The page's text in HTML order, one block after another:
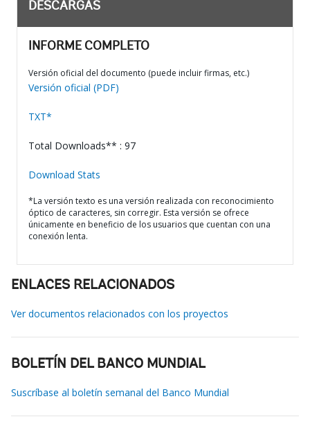
DESCARGAS
INFORME COMPLETO
Versión oficial del documento (puede incluir firmas, etc.)
Versión oficial (PDF)
TXT*
Total Downloads** : 97
Download Stats
*La versión texto es una versión realizada con reconocimiento
óptico de caracteres, sin corregir. Esta versión se ofrece
únicamente en beneficio de los usuarios que cuentan con una
conexión lenta.
ENLACES RELACIONADOS
Ver documentos relacionados con los proyectos
BOLETÍN DEL BANCO MUNDIAL
Suscríbase al boletín semanal del Banco Mundial